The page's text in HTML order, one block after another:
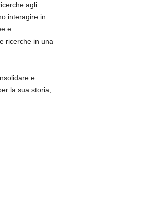
agli
interagire in
e
ricerche in una
e
la sua storia,